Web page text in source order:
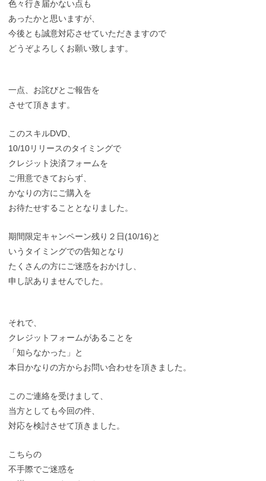
色々行き届かない点も
あったかと思いますが、
今後とも誠意対応させていただきますので
どうぞよろしくお願い致します。
一点、お詫びとご報告を
させて頂きます。
このスキルDVD、
10/10リリースのタイミングで
クレジット決済フォームを
ご用意できておらず、
かなりの方にご購入を
お待たせすることとなりました。
期間限定キャンペーン残り２日(10/16)と
いうタイミングでの告知となり
たくさんの方にご迷惑をおかけし、
申し訳ありませんでした。
それで、
クレジットフォームがあることを
「知らなかった」と
本日かなりの方からお問い合わせを頂きました。
このご連絡を受けまして、
当方としても今回の件、
対応を検討させて頂きました。
こちらの
不手際でご迷惑を